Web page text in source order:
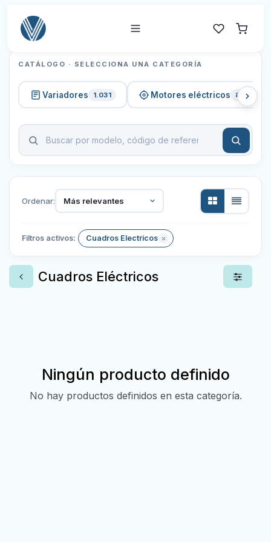
CATÁLOGO · SELECCIONA UNA CATEGORÍA
Variadores 1.031 Motores eléctricos 820
Ordenar: Más relevantes
Filtros activos: Cuadros Electricos
Cuadros Eléctricos
Ningún producto definido
No hay productos definidos en esta categoría.